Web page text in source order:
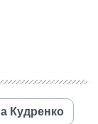
Кудренко